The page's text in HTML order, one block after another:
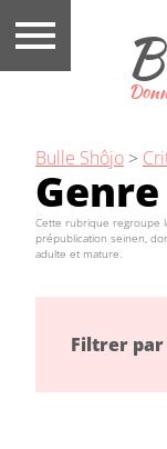
Bulle Shôjo >
Genre
Cette rubrique regroupe
prépublication seinen,
adulte et mature.
Filtrer par